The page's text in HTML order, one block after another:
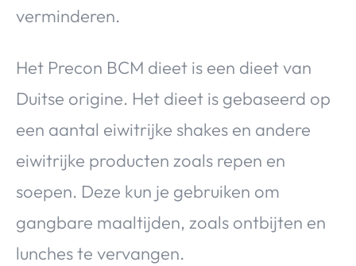
verminderen.
Het Precon BCM dieet is een dieet van
Duitse origine. Het dieet is gebaseerd op
een aantal eiwitrijke shakes en andere
eiwitrijke producten zoals repen en
soepen. Deze kun je gebruiken om
gangbare maaltijden, zoals ontbijten en
lunches te vervangen.